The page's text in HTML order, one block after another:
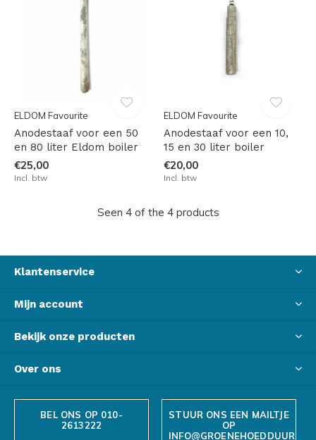
ELDOM Favourite
Anodestaaf voor een 50
en 80 liter Eldom boiler
€25,00
Incl. btw
ELDOM Favourite
Anodestaaf voor een 10,
15 en 30 liter boiler
€20,00
Incl. btw
Seen 4 of the 4 products
Klantenservice
Mijn account
Bekijk onze producten
Over ons
BEL ONS OP 010-
2613222
STUUR ONS EEN MAILTJE
OP